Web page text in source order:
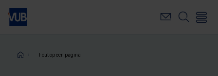
Overslaan
naar
inhoudKruimelpad
Fout op een pagina